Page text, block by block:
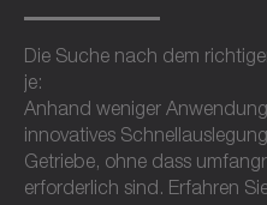
Die Suche nach dem
je:
Anhand weniger
innovatives
Getriebe, ohne dass
erforderlich sind. Erfahren